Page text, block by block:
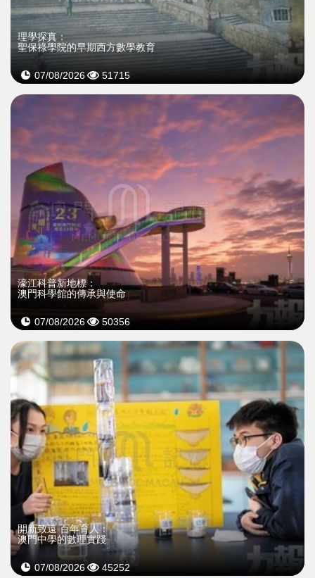
理學探真：
聖保祿學院的早期西方數學教育
07/08/2026 51715
濠江科普新地標：
澳門科學館的傳承與使命
07/08/2026 50356
開新致遠 百年育人：
澳門中學的數理實踐
07/08/2026 45252